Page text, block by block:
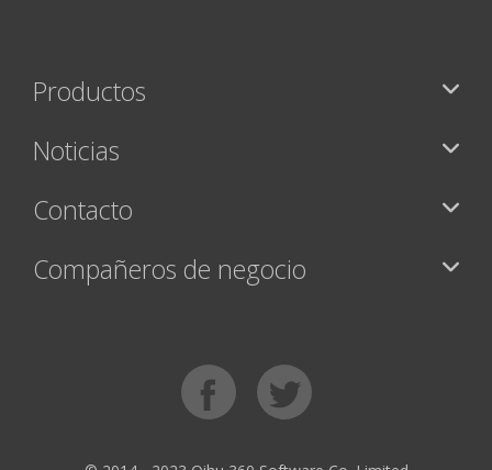
Productos
Noticias
Contacto
Compañeros de negocio